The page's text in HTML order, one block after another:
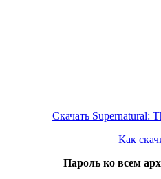
Скачать Supernatural:
Как
Пароль ко всем